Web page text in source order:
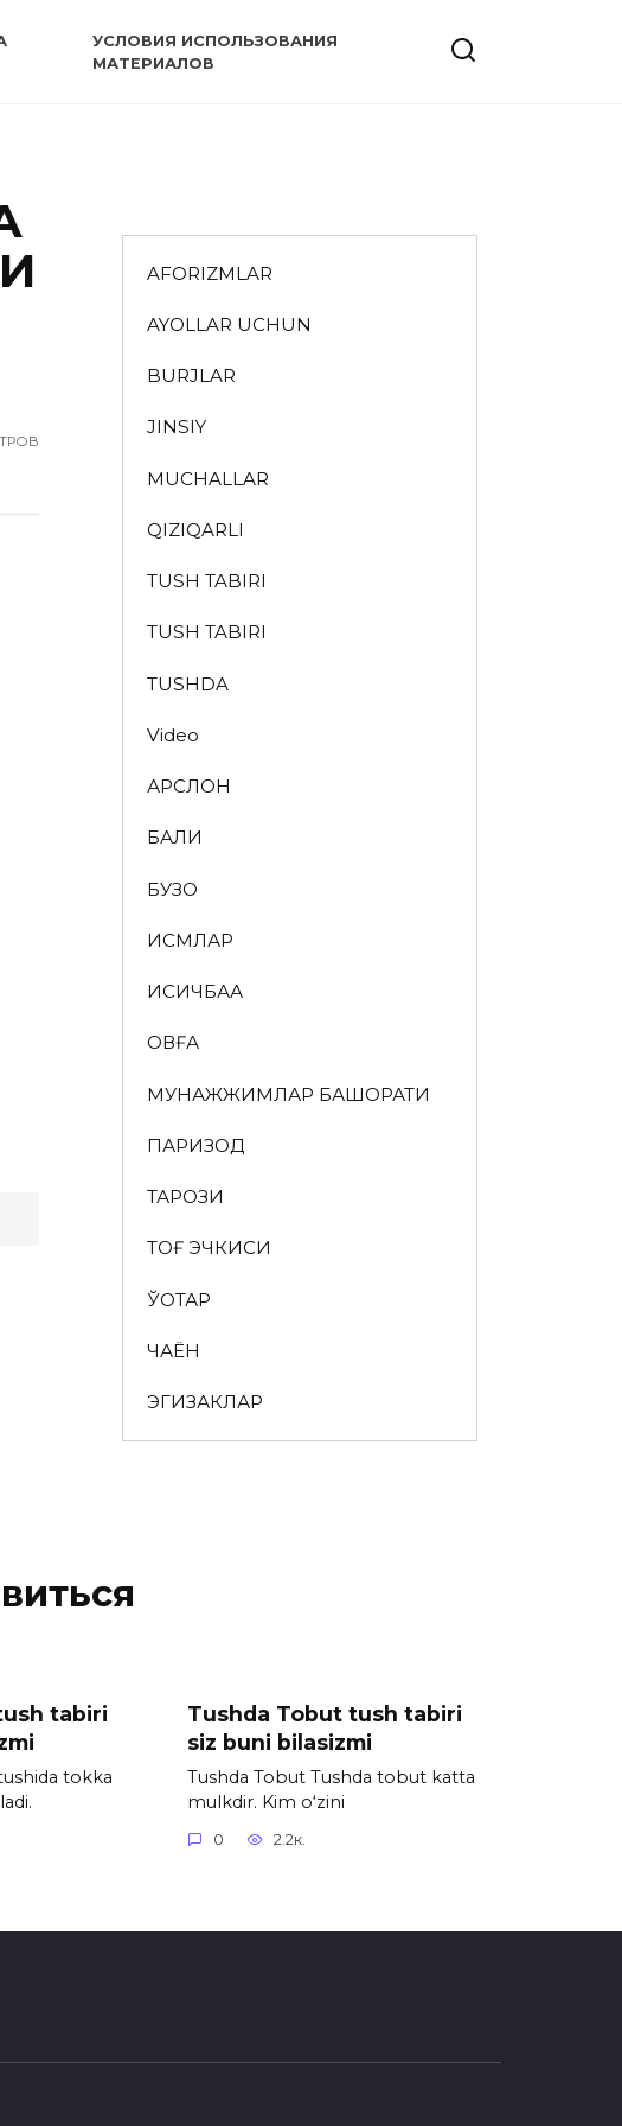
УСЛОВИЯ ИСПОЛЬЗОВАНИЯ
МАТЕРИАЛОВ
AFORIZMLAR
AYOLLAR UCHUN
BURJLAR
JINSIY
MUCHALLAR
QIZIQARLI
TUSH TABIRI
TUSH TABIRI
TUSHDA
Video
АРСЛОН
БАЛИҚ
БУЗОҚ
ИСМЛАР
ҚИСҚИЧБАҚА
ҚОВҒА
МУНАЖЖИМЛАР БАШОРАТИ
ПАРИЗОД
ТАРОЗИ
ТОҒ ЭЧКИСИ
ЎҚОТАР
ЧАЁН
ЭГИЗАКЛАР
tabiri
tokka
Tushda Tobut tush tabiri
siz buni bilasizmi
Tushda Tobut Tushda tobut katta
mulkdir. Kim o‘zini
0 2.2к.